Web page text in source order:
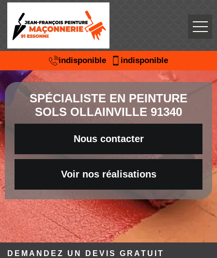
indisponible indisponible
SPÉCIALISTE EN PEINTURE
SOLS OLLAINVILLE 91340
Nous contacter
Voir nos réalisations
DEMANDEZ UN DEVIS GRATUIT